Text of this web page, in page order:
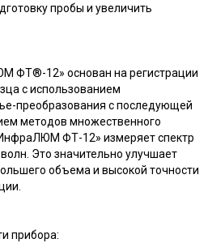
пробы и увеличить
ФТ®-12» основан на регистрации
с использованием
преобразования с последующей
методов множественного
ФТ-12» измеряет спектр
Это значительно улучшает
объема и высокой точности
прибора: